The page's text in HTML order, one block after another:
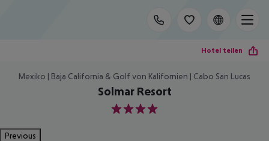
Hotel teilen
Mexiko | Baja California & Golf von Kalifornien | Cabo San Lucas
Solmar Resort
4
Previous